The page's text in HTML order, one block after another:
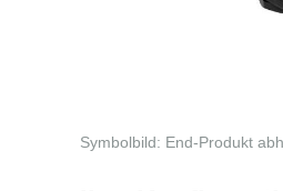
Symbolbild: End-Produkt